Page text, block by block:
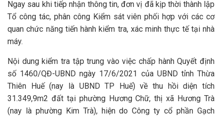
Ngay sau khi tiếp nhận thông tin, đơn vị đã kịp thời thành lập
Tổ công tác, phân công Kiểm sát viên phối hợp với các cơ
quan chức năng tiến hành kiểm tra, xác minh thực tế tại nhà
máy.
Nội dung kiểm tra tập trung vào việc chấp hành Quyết định
số 1460/QĐ-UBND ngày 17/6/2021 của UBND tỉnh Thừa
Thiên Huế (nay là UBND TP Huế) về thu hồi diện tích
31.349,9m2 đất tại phường Hương Chữ, thị xã Hương Trà
(nay là phường Kim Trà), hiện do Công ty cổ phần Gạch